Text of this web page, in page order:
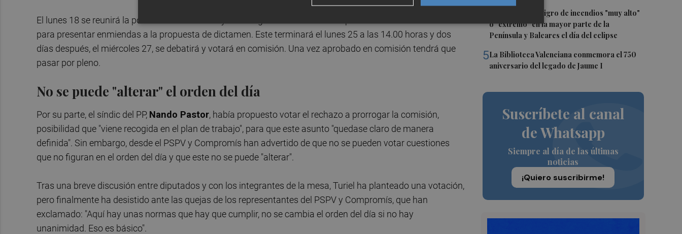
Aemet prevé peligro de incendios "muy alto"
o "extremo" en la mayor parte de la
Península y Baleares el día del eclipse
5La Biblioteca Valenciana conmemora el 750
aniversario del legado de Jaume I
Suscríbete al canal
de Whatsapp
Siempre al día de las últimas
noticias
¡Quiero suscribirme!
El lunes 18 se reunirá la ponencia de dictamen y al día siguiente comenzará el plazo de cinco días hábiles
para presentar enmiendas a la propuesta de dictamen. Este terminará el lunes 25 a las 14.00 horas y dos
días después, el miércoles 27, se debatirá y votará en comisión. Una vez aprobado en comisión tendrá que
pasar por pleno.
No se puede "alterar" el orden del día
Por su parte, el síndic del PP, Nando Pastor, había propuesto votar el rechazo a prorrogar la comisión,
posibilidad que "viene recogida en el plan de trabajo", para que este asunto "quedase claro de manera
definida". Sin embargo, desde el PSPV y Compromís han advertido de que no se pueden votar cuestiones
que no figuran en el orden del día y que este no se puede "alterar".
Tras una breve discusión entre diputados y con los integrantes de la mesa, Turiel ha planteado una votación,
pero finalmente ha desistido ante las quejas de los representantes del PSPV y Compromís, que han
exclamado: "Aquí hay unas normas que hay que cumplir, no se cambia el orden del día si no hay
unanimidad. Eso es básico".